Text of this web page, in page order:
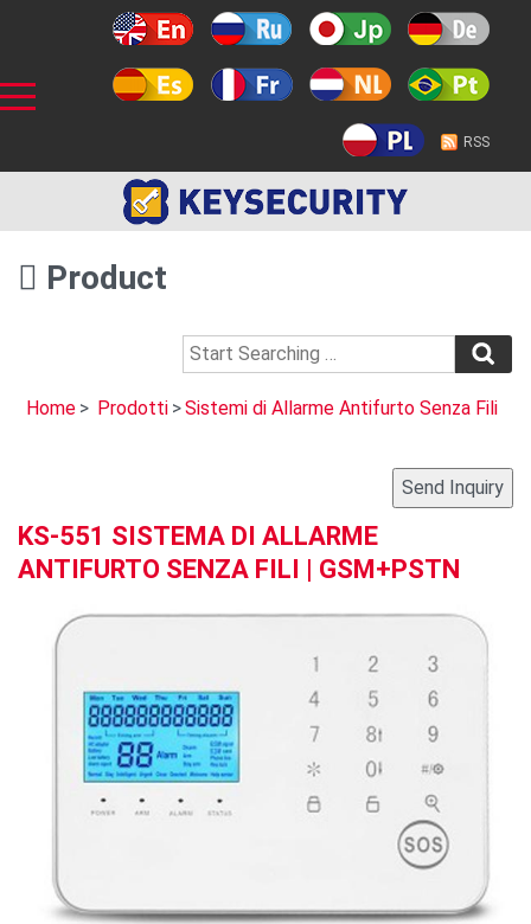
RSS
Product
Home > Prodotti >Sistemi di Allarme Antifurto Senza Fili
KS-551 SISTEMA DI ALLARME
ANTIFURTO SENZA FILI | GSM+PSTN